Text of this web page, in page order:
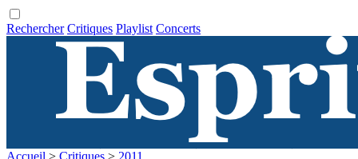
Rechercher Critiques Playlist Concerts
Accueil > Critiques > 2011